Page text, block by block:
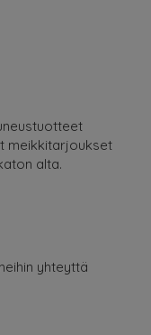
meikkitarjoukset
alta.
yhteyttä